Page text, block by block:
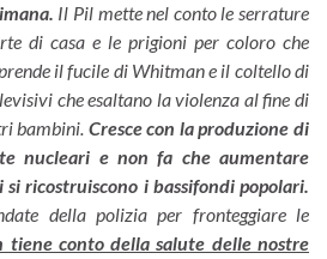
Il Pil mette nel conto le serrature
di casa e le prigioni per coloro che
il fucile di Whitman e il coltello di
che esaltano la violenza al fine di
bambini. Cresce con la produzione di
nucleari e non fa che aumentare
ricostruiscono i bassifondi popolari.
della polizia per fronteggiare le
tiene conto della salute delle nostre